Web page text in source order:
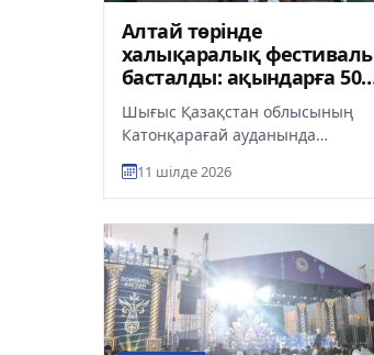
Алтай төрінде
халықаралық фестиваль
басталды: ақындарға 500
мың теңгеден сыйақы
табысталды
Шығыс Қазақстан облысының
Катонқарағай ауданында
әлемінің алтын бесігі» фестивалі
салтан...
11 шілде 2026